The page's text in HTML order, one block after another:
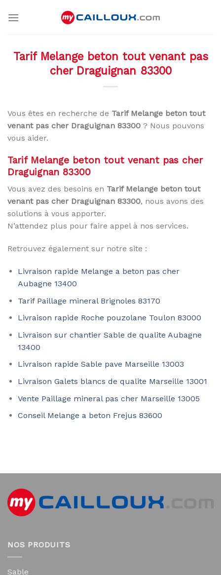
Tarif Melange beton tout venant pas
cher Draguignan 83300
Vous êtes en recherche de Tarif Melange beton tout
venant pas cher Draguignan 83300 ? Nous pouvons
vous aider.
Tarif Melange beton tout venant pas cher
Draguignan 83300
Vous avez des besoins en Tarif Melange beton tout
venant pas cher Draguignan 83300, nous avons des
solutions à vous apporter.
N’attendez plus pour faire appel à nos services.
Retrouvez également sur notre site :
Livraison rapide Melange a beton pas cher
Aubagne 13400
Tarif Paillage mineral Brignoles 83170
Livraison rapide Roche pouzolane Toulon 83000
Livraison sur chantier Sable de qualite Aubagne
13400
Livraison rapide Sable pave Marseille 13003
Livraison Galets blancs de qualite Marseille 13001
Vente Paillage mineral pas cher Marseille 13005
Conseil Melange a beton Frejus 83600
NOS PRODUITS
Sable